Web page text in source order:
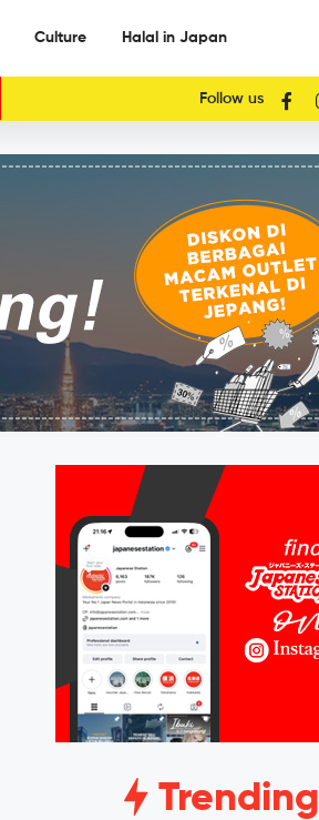
Culture Halal in Japan
Follow us
Trending